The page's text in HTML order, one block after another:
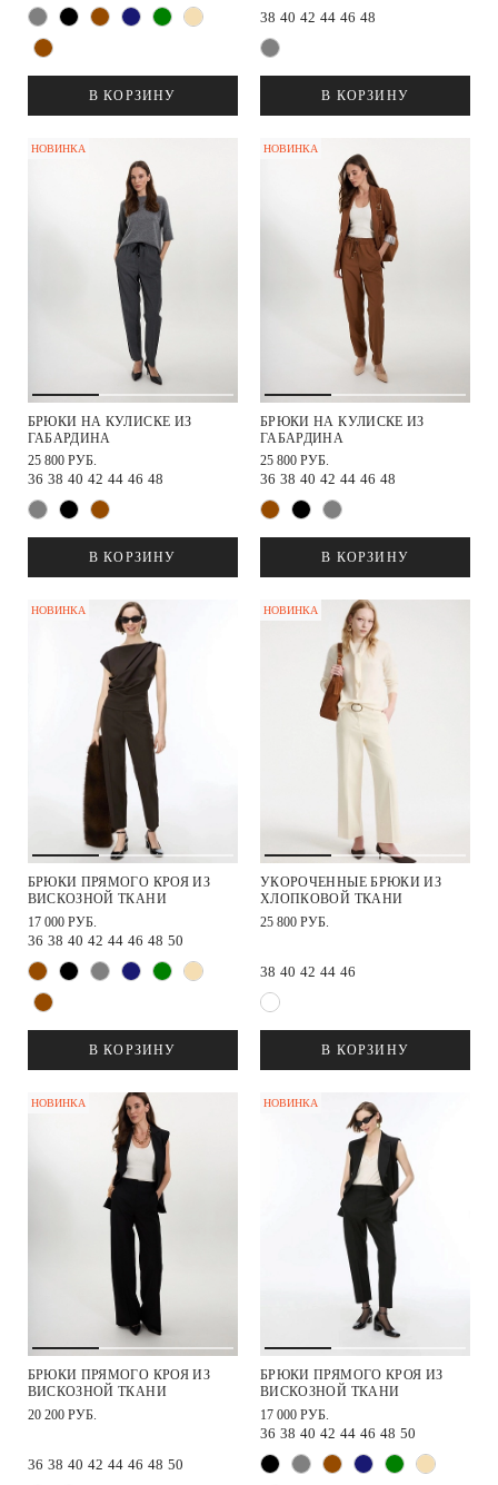
В КОРЗИНУ
38 40 42 44 46 48
В КОРЗИНУ
НОВИНКА
БРЮКИ НА КУЛИСКЕ ИЗ
ГАБАРДИНА
25 800 РУБ.
36 38 40 42 44 46 48
В КОРЗИНУ
НОВИНКА
БРЮКИ НА КУЛИСКЕ ИЗ
ГАБАРДИНА
25 800 РУБ.
36 38 40 42 44 46 48
В КОРЗИНУ
НОВИНКА
БРЮКИ ПРЯМОГО КРОЯ ИЗ
ВИСКОЗНОЙ ТКАНИ
17 000 РУБ.
36 38 40 42 44 46 48 50
В КОРЗИНУ
НОВИНКА
УКОРОЧЕННЫЕ БРЮКИ ИЗ
ХЛОПКОВОЙ ТКАНИ
25 800 РУБ.
38 40 42 44 46
В КОРЗИНУ
НОВИНКА
БРЮКИ ПРЯМОГО КРОЯ ИЗ
ВИСКОЗНОЙ ТКАНИ
20 200 РУБ.
36 38 40 42 44 46 48 50
НОВИНКА
БРЮКИ ПРЯМОГО КРОЯ ИЗ
ВИСКОЗНОЙ ТКАНИ
17 000 РУБ.
36 38 40 42 44 46 48 50